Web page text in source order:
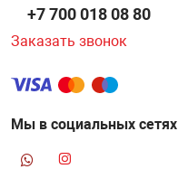
+7 700 018 08 80
Заказать звонок
Мы в социальных сетях